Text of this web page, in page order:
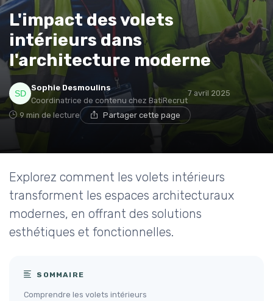
L'impact des volets
intérieurs dans
l'architecture moderne
Sophie Desmoulins
Coordinatrice de contenu chez BatiRecrut
7 avril 2025
9 min de lecture Partager cette page
Explorez comment les volets intérieurs
transforment les espaces architecturaux
modernes, en offrant des solutions
esthétiques et fonctionnelles.
SOMMAIRE
Comprendre les volets intérieurs